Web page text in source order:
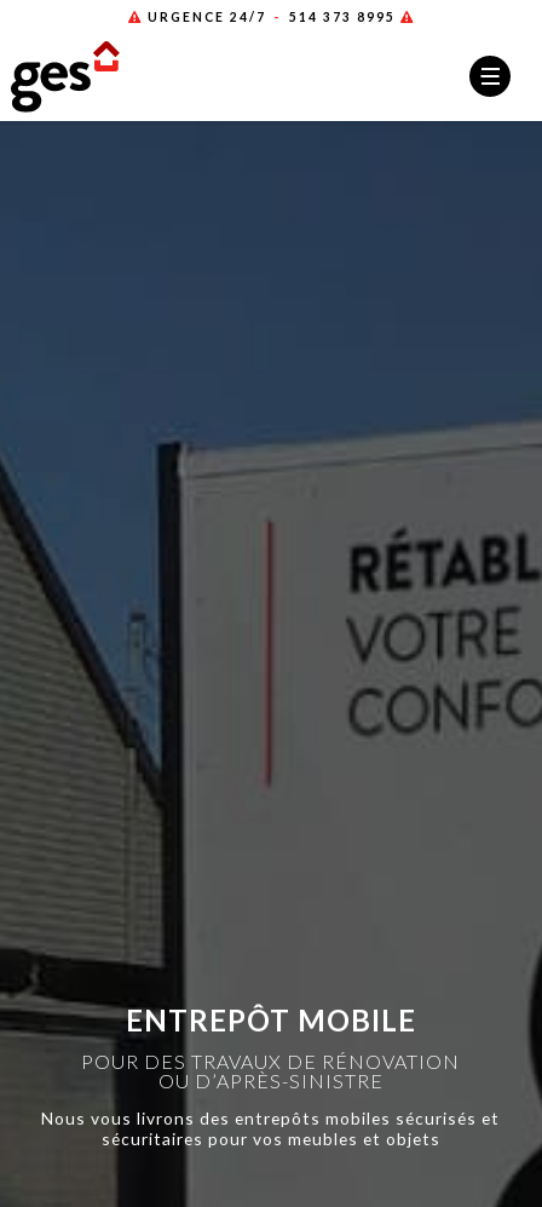
URGENCE 24/7 - 514 373 8995
ENTREPÔT MOBILE
POUR DES TRAVAUX DE RÉNOVATION
OU D’APRÈS-SINISTRE
Nous vous livrons des entrepôts mobiles sécurisés et
sécuritaires pour vos meubles et objets